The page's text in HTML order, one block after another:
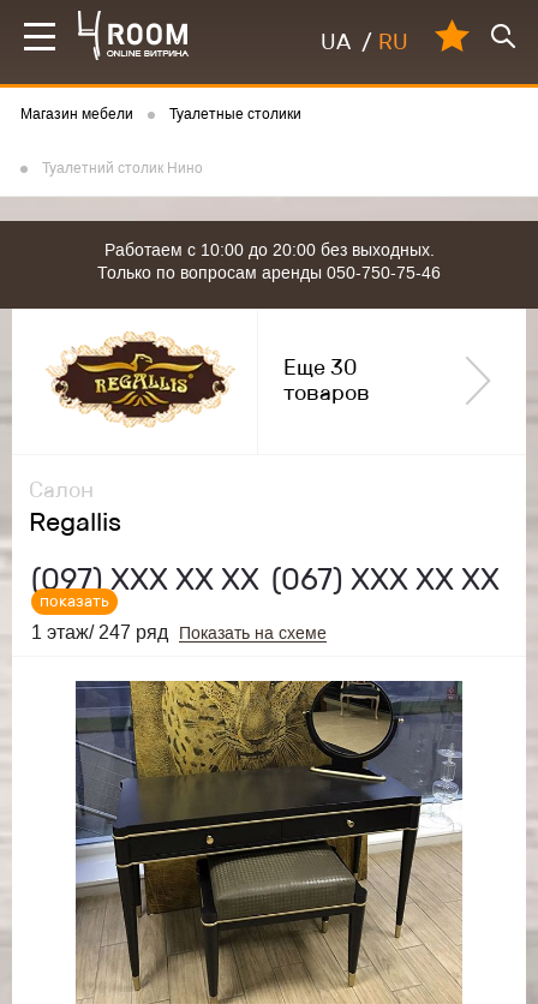
UA / RU
Магазин мебели Туалетные столики
Туалетний столик Нино
Работаем с 10:00 до 20:00 без выходных.
Только по вопросам аренды 050-750-75-46
Салон
Regallis
(097)ХХХ ХХ ХХ (067) ХХХ ХХ ХХ
показать
1 этаж/ 247 ряд
Показать на схеме
Еще 30
товаров